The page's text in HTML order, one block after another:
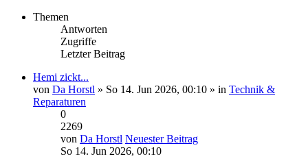
Themen
Antworten
Zugriffe
Letzter Beitrag
Hemi zickt...
von Da Horstl » So 14. Jun 2026, 00:10 » in Technik &
Reparaturen
0
2269
von Da Horstl Neuester Beitrag
So 14. Jun 2026, 00:10